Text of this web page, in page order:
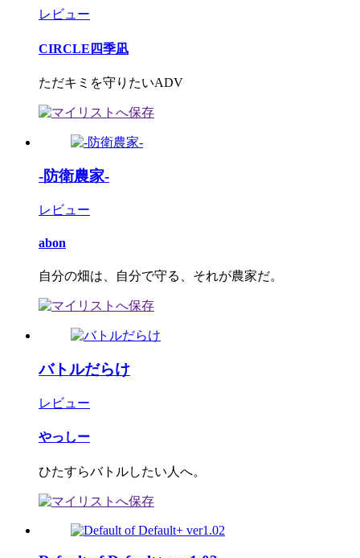
レビュー
CIRCLE四季凪
ただキミを守りたいADV
-防衛農家-
レビュー
abon
自分の畑は、自分で守る、それが農家だ。
バトルだらけ
レビュー
やっしー
ひたすらバトルしたい人へ。